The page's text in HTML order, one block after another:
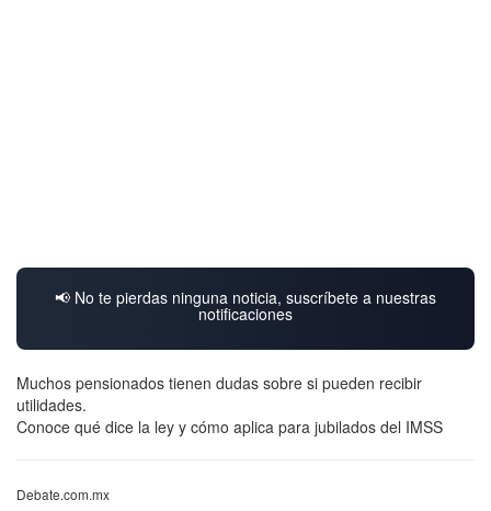
📢 No te pierdas ninguna noticia, suscríbete a nuestras
notificaciones
Muchos pensionados tienen dudas sobre si pueden recibir
utilidades.
Conoce qué dice la ley y cómo aplica para jubilados del IMSS
Debate.com.mx